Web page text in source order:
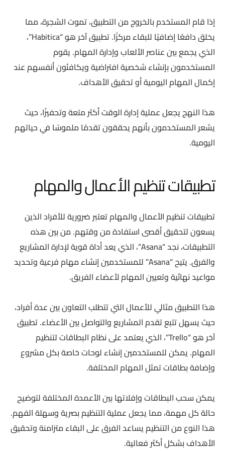
إذا قام المستخدم بالخروج من التطبيق، تموت الشجرة، مما
يخلق دافعًا إضافيًا للبقاء مركزًا. تطبيق آخر هو “Habitica”،
الذي يجمع بين عناصر الألعاب وإدارة المهام. يقوم
المستخدمون بإنشاء شخصية افتراضية ويكافئون أنفسهم عند
إكمال المهام اليومية أو تحقيق الأهداف.
هذا النهج يجعل عملية إدارة الوقت أكثر متعة وتحفيزًا، حيث
يشعر المستخدمون بأنهم يحققون تقدمًا ملموسًا في حياتهم
اليومية.
تطبيقات تنظيم الأعمال والمهام
تطبيقات تنظيم الأعمال والمهام تعتبر ضرورية للأفراد الذين
يسعون لتحقيق أقصى استفادة من وقتهم. من بين هذه
التطبيقات، نجد “Asana”، الذي يعد أداة قوية لإدارة المشاريع
والفرق. يتيح “Asana” للمستخدمين إنشاء مهام فرعية وتحديد
مواعيد نهائية وتعيين المهام لأعضاء الفريق.
هذا التطبيق مثالي للأعمال التي تتطلب التعاون بين عدة أفراد،
حيث يسهل تتبع تقدم المشاريع والتواصل بين الأعضاء. تطبيق
آخر هو “Trello”، الذي يعتمد على نظام البطاقات لتنظيم
المهام. يمكن للمستخدمين إنشاء لوحات خاصة بكل مشروع
وإضافة بطاقات تمثل المهام المختلفة.
يمكن سحب البطاقات وإفلاتها بين الأعمدة المختلفة لتوضيح
حالة كل مهمة، مما يجعل عملية التنظيم بصرية وسهلة الفهم.
هذا النوع من التنظيم يساعد الفرق على البقاء متزامنة وتحقيق
الأهداف بشكل أكثر فعالية.